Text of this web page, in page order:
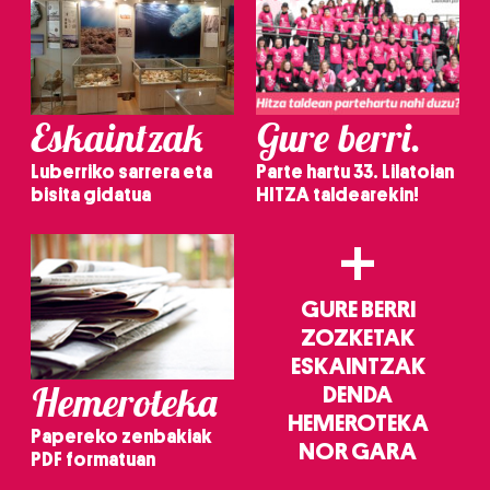
Eskaintzak
Luberriko sarrera eta
bisita gidatua
Gure berri.
Parte hartu 33. Lilatoian
HITZA taldearekin!
Hemeroteka
Papereko zenbakiak
PDF formatuan
+
GURE BERRI
ZOZKETAK
ESKAINTZAK
DENDA
HEMEROTEKA
NOR GARA